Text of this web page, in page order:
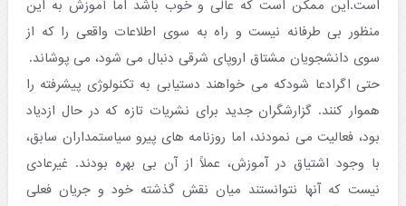
است.این ممکن است که عالی و خوب باشد اما آموزش به این
منظور بی طرفانه نیست و راه به سوی اطلاعات واقعی را که از
سوی دانشجویان مشتاق اروپای شرقی دنبال می شود، می پوشاند.
حتی اگرادعا شودکه می خواهند دستیابی به تکنولوژی پیشرفته را
هموار کنند. گزارشگران جدید برای نشریات تازه که در حال ازدیاد
بود، فعالیت می نمودند، اما روزنامه های پیرو سیاستمداران سابق،
با وجود اشتیاق در آموزش، عملاً از آن بی بهره بودند. غیرعادی
نیست که آنها نتوانستند میان نقش گذشته خود و جریان فعلی